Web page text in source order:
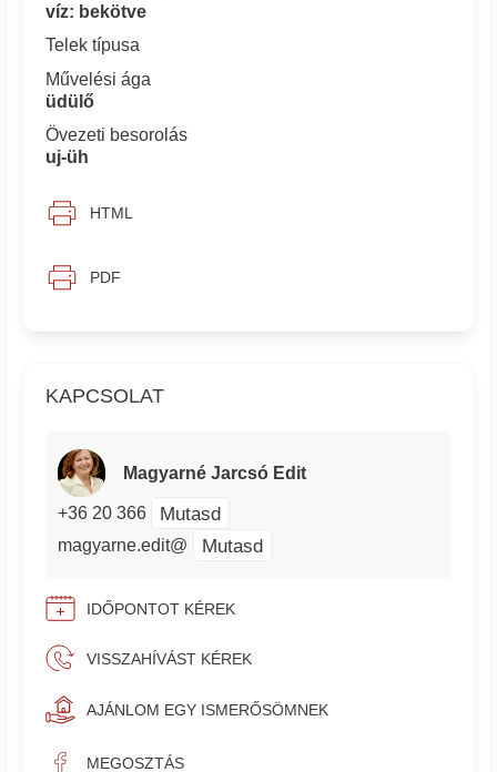
KAPCSOLAT
Magyarné Jarcsó Edit
+36 20 366 Mutasd
magyarne.edit@ Mutasd
IDŐPONTOT KÉREK
VISSZAHÍVÁST KÉREK
AJÁNLOM EGY ISMERŐSÖMNEK
MEGOSZTÁS
víz: bekötve
Telek típusa
Művelési ága
üdülő
Övezeti besorolás
uj-üh
HTML
PDF